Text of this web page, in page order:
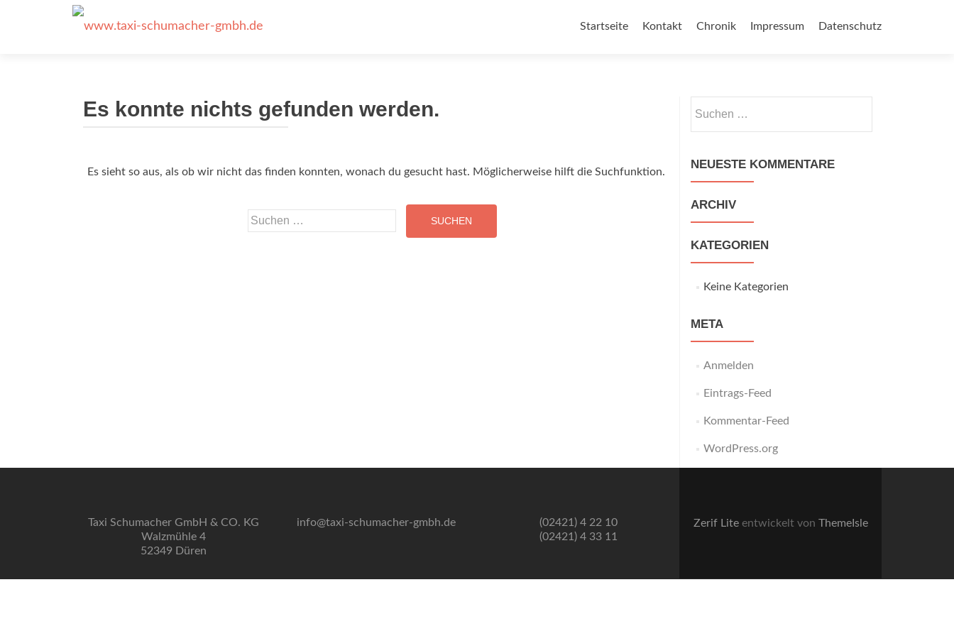
Startseite
Kontakt Chronik Impressum Datenschutz
Es konnte nichts gefunden werden.
Es sieht so aus, als ob wir nicht das finden konnten, wonach du gesucht hast. Möglicherweise hilft die Suchfunktion.
Suchen nach:
NEUESTE KOMMENTARE
ARCHIV
KATEGORIEN
Keine Kategorien
META
Anmelden
Eintrags-Feed
Kommentar-Feed
WordPress.org
Taxi Schumacher GmbH & CO. KG
Walzmühle 4
52349 Düren
info@taxi-schumacher-gmbh.de
(02421) 4 22 10
(02421) 4 33 11
Zerif Lite entwickelt von ThemeIsle